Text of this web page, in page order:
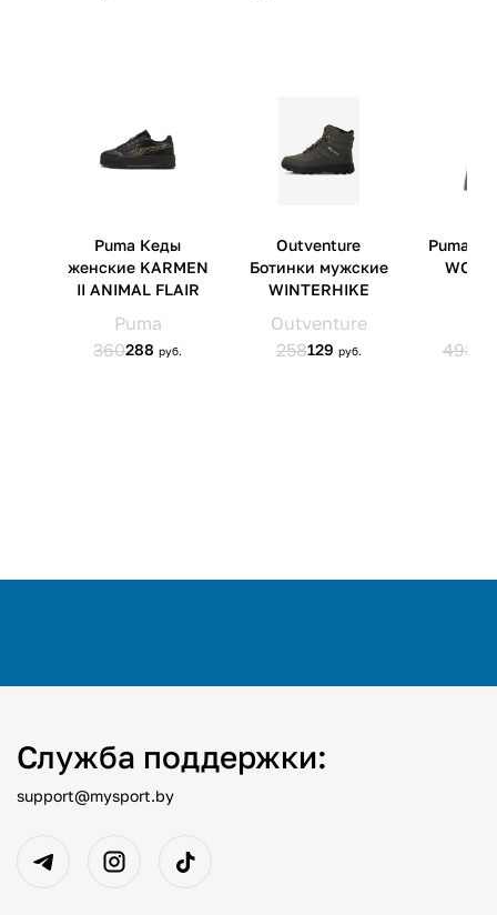
Служба поддержки:
support@mysport.by